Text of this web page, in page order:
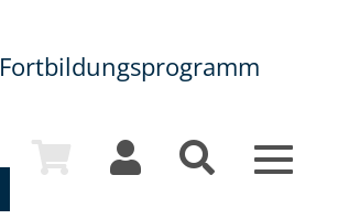
Fortbildungsprogramm
Toggle